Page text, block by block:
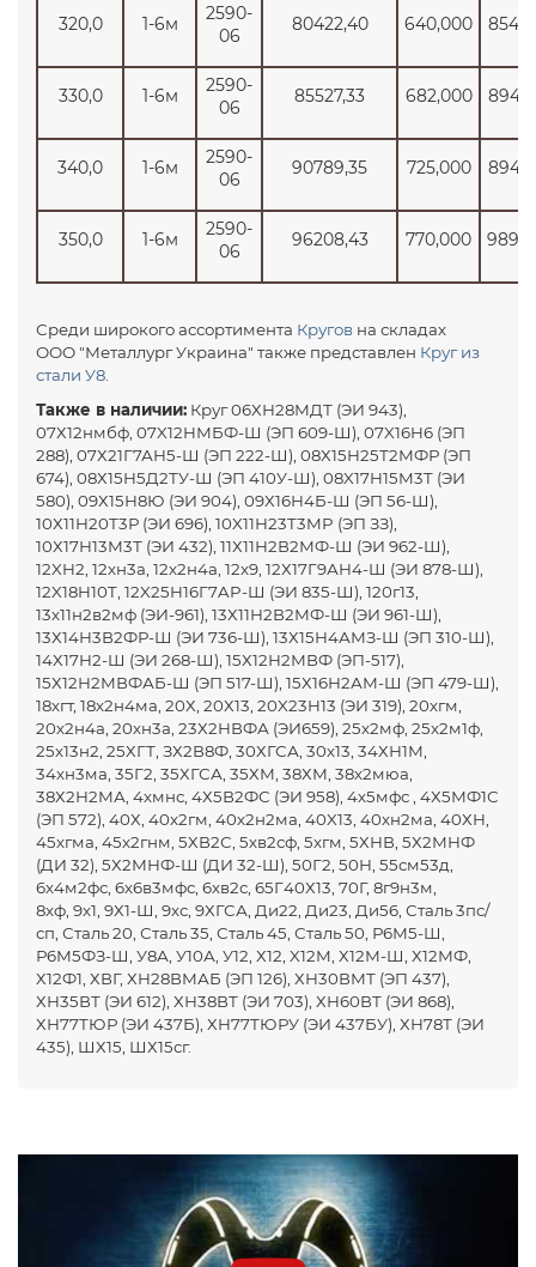
320,0 1-6м
2590-
06
80422,40 640,000
330,0 1-6м
2590-
06
85527,33 682,000
340,0 1-6м
2590-
06
90789,35 725,000
350,0 1-6м
2590-
06
96208,43 770,000
Среди широкого ассортимента Кругов на складах
ООО "Металлург Украина" также представлен Круг из
стали У8.
Также в наличии: Круг 06ХН28МДТ (ЭИ 943),
07Х12нмбф, 07X12HМБФ-Ш (ЭП 609-Ш), 07X16H6 (ЭП
288), 07Х21Г7АН5-Ш (ЭП 222-Ш), 08Х15Н25Т2МФР (ЭП
674), 08Х15Н5Д2ТУ-Ш (ЭП 410У-Ш), 08X17H15M3T (ЭИ
580), 09Х15Н8Ю (ЭИ 904), 09Х16Н4Б-Ш (ЭП 56-Ш),
10Х11Н20Т3Р (ЭИ 696), 10X11Н23T3MP (ЭП ЗЗ),
10Х17Н13М3Т (ЭИ 432), 11Х11Н2В2МФ-Ш (ЭИ 962-Ш),
12XH2, 12хн3а, 12х2н4а, 12х9, 12Х17Г9АН4-Ш (ЭИ 878-Ш),
12X18H10T, 12X25H16Г7AP-Ш (ЭИ 835-Ш), 120г13,
13х11н2в2мф (ЭИ-961), 13Х11Н2В2МФ-Ш (ЭИ 961-Ш),
13Х14Н3В2ФР-Ш (ЭИ 736-Ш), 13Х15Н4АМЗ-Ш (ЭП 310-Ш),
14Х17Н2-Ш (ЭИ 268-Ш), 15Х12Н2МВФ (ЭП-517),
15Х12Н2МВФАБ-Ш (ЭП 517-Ш), 15Х16Н2АМ-Ш (ЭП 479-Ш),
18хгт, 18х2н4ма, 20Х, 20Х13, 20X23H13 (ЭИ 319), 20хгм,
20х2н4а, 20хн3а, 23Х2НВФА (ЭИ659), 25х2мф, 25х2м1ф,
25х13н2, 25ХГТ, ЗХ2В8Ф, 30ХГСА, 30х13, 34ХН1М,
34хн3ма, 35Г2, 35ХГСА, 35ХМ, 38ХМ, 38х2мюа,
38Х2Н2МА, 4хмнс, 4Х5В2ФС (ЭИ 958), 4х5мфс , 4Х5МФ1С
(ЭП 572), 40Х, 40х2гм, 40х2н2ма, 40X13, 40хн2ма, 40ХН,
45хгма, 45х2гнм, 5ХВ2С, 5хв2сф, 5хгм, 5ХНВ, 5Х2МНФ
(ДИ 32), 5Х2МНФ-Ш (ДИ 32-Ш), 50Г2, 50Н, 55см53д,
6х4м2фс, 6х6в3мфс, 6хв2с, 65Г40Х13, 70Г, 8г9н3м,
8хф, 9х1, 9Х1-Ш, 9хс, 9ХГСА, Ди22, Ди23, Ди56, Сталь 3пс/
сп, Сталь 20, Сталь 35, Сталь 45, Сталь 50, Р6М5-Ш,
Р6М5ФЗ-Ш, У8А, У10А, У12, Х12, X12M, Х12М-Ш, Х12МФ,
Х12Ф1, ХВГ, ХН28ВМАБ (ЭП 126), ХН30ВМТ (ЭП 437),
ХН35ВТ (ЭИ 612), ХН38ВТ (ЭИ 703), ХН60ВТ (ЭИ 868),
ХН77ТЮР (ЭИ 437Б), ХН77ТЮРУ (ЭИ 437БУ), ХН78Т (ЭИ
435), ШХ15, ШХ15сг.